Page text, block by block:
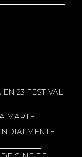
23 FESTIVAL
MARTEL